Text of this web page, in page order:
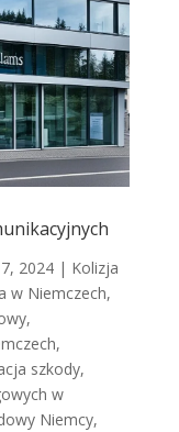
2024| Kolizja
w Niemczech,
,
,
szkody,
w
Niemcy,